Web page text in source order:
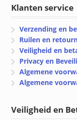
Klanten service
Verzending en
Ruilen en
Veiligheid en
Privacy en
Algemene
Algemene
Veiligheid en